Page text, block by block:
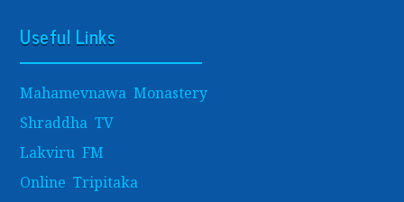
Useful Links
Mahamevnawa Monastery
Shraddha TV
Lakviru FM
Online Tripitaka